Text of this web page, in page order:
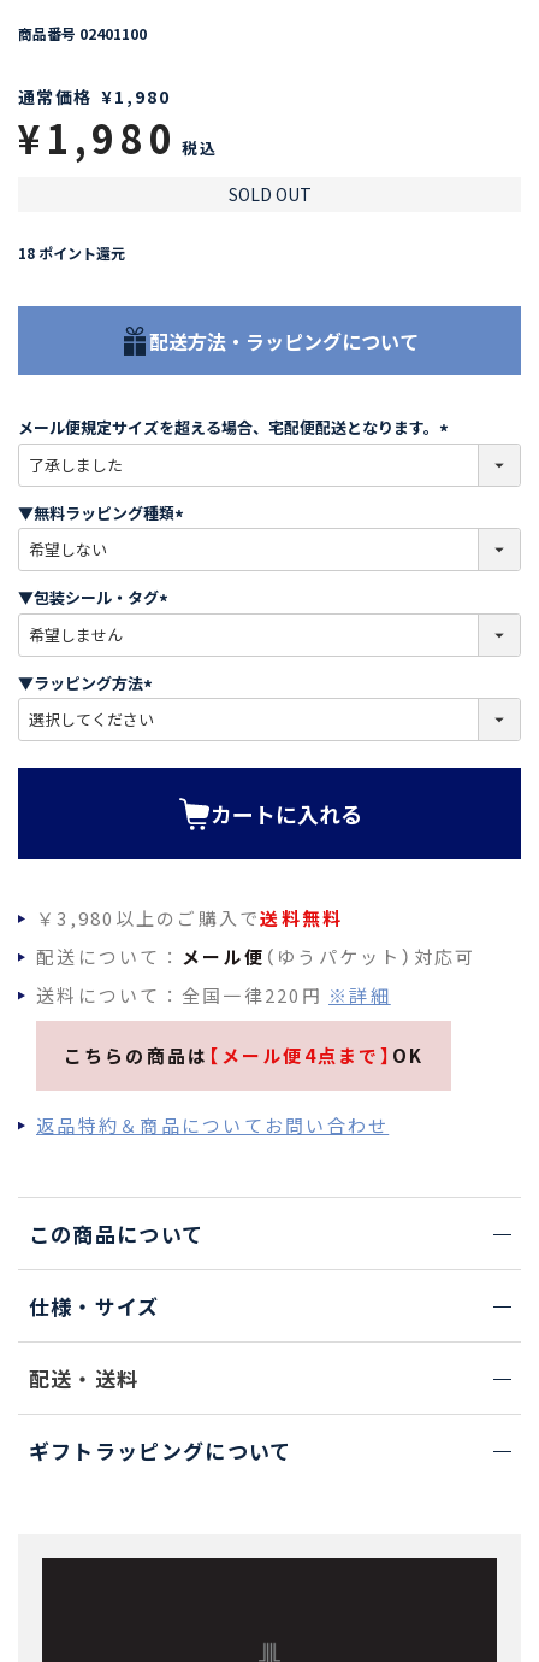
商品番号 02401100
通常価格 ¥1,980
¥1,980 税込
SOLD OUT
18 ポイント還元
配送方法・ラッピングについて
メール便規定サイズを超える場合、宅配便配送となります。
必
)
▼無料ラッピング種類
必
)
▼包装シール・タグ
必
)
▼ラッピング方法
必
カートに入れる
￥3,980以上のご購入で送料無料
配送について： メール便 （ゆうパケット）対応可
送料について：全国一律220円 ※詳細
こちらの商品は 【メール便4点まで】 OK
返品特約＆商品についてお問い合わせ
この商品について
仕様・サイズ
配送・送料
ギフトラッピングについて